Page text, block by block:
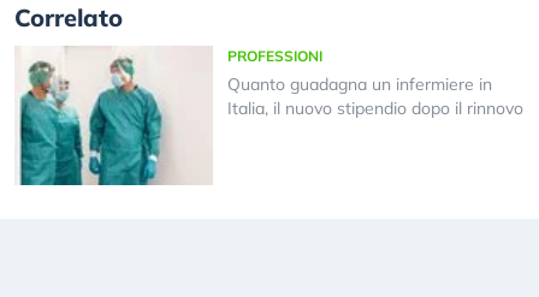
Correlato
PROFESSIONI
Quanto guadagna un infermiere in
Italia, il nuovo stipendio dopo il rinnovo